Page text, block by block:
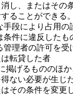
し、またはその
ることができる。
手段により占用の
条件に違反したも
管理者の許可を受
転貸した者
掲げるもののほ
ない必要が生じ
その条件を変更